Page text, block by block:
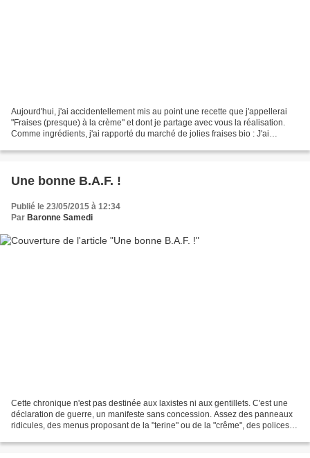
Aujourd'hui, j'ai accidentellement mis au point une recette que j'appellerai
"Fraises (presque) à la crème" et dont je partage avec vous la réalisation.
Comme ingrédients, j'ai rapporté du marché de jolies fraises bio : J'ai
Une bonne B.A.F. !
Publié le 23/05/2015 à 12:34
Par Baronne Samedi
Cette chronique n'est pas destinée aux laxistes ni aux gentillets. C'est une
déclaration de guerre, un manifeste sans concession. Assez des panneaux
ridicules, des menus proposant de la "terine" ou de la "crême", des polices